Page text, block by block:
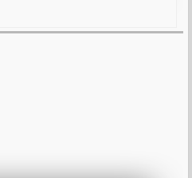
Cultura impulsa nueva